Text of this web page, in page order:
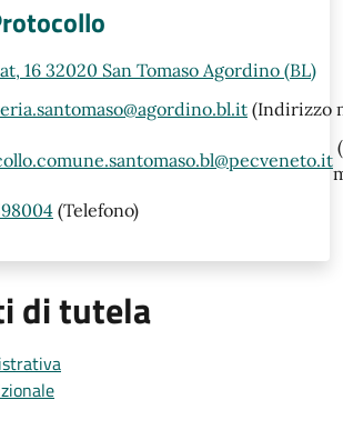
16 32020 San Tomaso Agordino (BL)
(Indirizzo
(Telefono)
di tutela